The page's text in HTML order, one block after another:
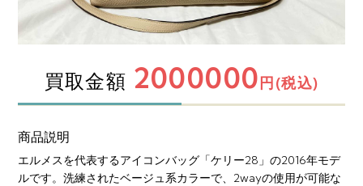
買取金額 2000000円(税込)
商品説明
エルメスを代表するアイコンバッグ「ケリー28」の2016年モデ
ルです。洗練されたベージュ系カラーで、2wayの使用が可能な